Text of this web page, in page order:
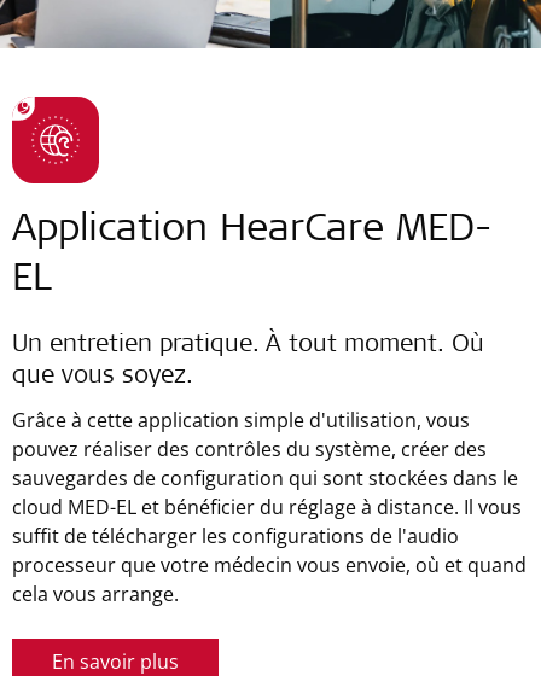
Application HearCare MED-
EL
Un entretien pratique. À tout moment. Où
que vous soyez.
Grâce à cette application simple d'utilisation, vous
pouvez réaliser des contrôles du système, créer des
sauvegardes de configuration qui sont stockées dans le
cloud MED-EL et bénéficier du réglage à distance. Il vous
suffit de télécharger les configurations de l'audio
processeur que votre médecin vous envoie, où et quand
cela vous arrange.
En savoir plus